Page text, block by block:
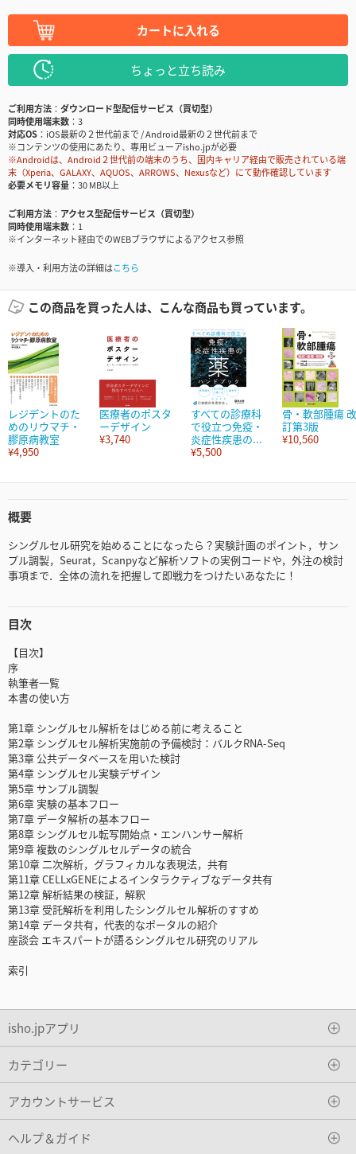
カートに入れる
ちょっと立ち読み
ご利用方法
ダウンロード型配信サービス（買切型）
同時使用端末数
3
対応OS
iOS最新の２世代前まで / Android最新の２世代前まで
※コンテンツの使用にあたり、専用ビューアisho.jpが必要
※Androidは、Android２世代前の端末のうち、国内キャリア経由で販売されている端
末（Xperia、GALAXY、AQUOS、ARROWS、Nexusなど）にて動作確認しています
必要メモリ容量
30 MB以上
ご利用方法
アクセス型配信サービス（買切型）
同時使用端末数
1
※インターネット経由でのWEBブラウザによるアクセス参照
※導入・利用方法の詳細はこちら
この商品を買った人は、こんな商品も買っています。
レジデントのた
めのリウマチ・
膠原病教室
¥4,950
医療者のポスタ
ーデザイン
¥3,740
すべての診療科
で役立つ免疫・
炎症性疾患の...
¥5,500
骨・軟部腫瘍 改
訂第3版
¥10,560
概要
シングルセル研究を始めることになったら？実験計画のポイント，サン
プル調製，Seurat，Scanpyなど解析ソフトの実例コードや，外注の検討
事項まで．全体の流れを把握して即戦力をつけたいあなたに！
目次
【目次】
序
執筆者一覧
本書の使い方
第1章 シングルセル解析をはじめる前に考えること
第2章 シングルセル解析実施前の予備検討：バルクRNA-Seq
第3章 公共データベースを用いた検討
第4章 シングルセル実験デザイン
第5章 サンプル調製
第6章 実験の基本フロー
第7章 データ解析の基本フロー
第8章 シングルセル転写開始点・エンハンサー解析
第9章 複数のシングルセルデータの統合
第10章 二次解析，グラフィカルな表現法，共有
第11章 CELLxGENEによるインタラクティブなデータ共有
第12章 解析結果の検証，解釈
第13章 受託解析を利用したシングルセル解析のすすめ
第14章 データ共有，代表的なポータルの紹介
座談会 エキスパートが語るシングルセル研究のリアル
索引
isho.jpアプリ
カテゴリー
アカウントサービス
ヘルプ＆ガイド